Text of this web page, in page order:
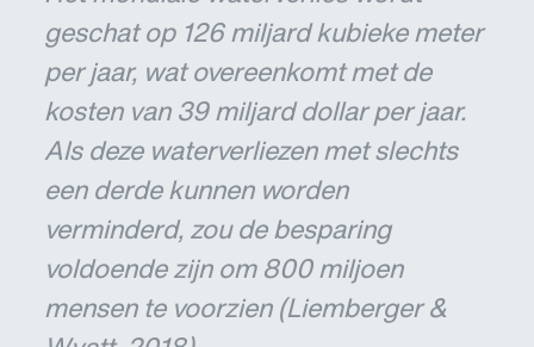
geschat op 126 miljard kubieke meter
per jaar, wat overeenkomt met de
kosten van 39 miljard dollar per jaar.
Als deze waterverliezen met slechts
een derde kunnen worden
verminderd, zou de besparing
voldoende zijn om 800 miljoen
mensen te voorzien (Liemberger &